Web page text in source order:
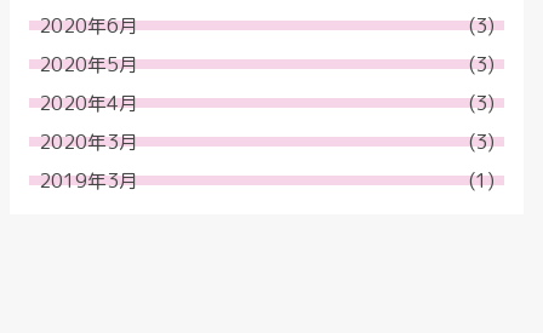
2020年6月
(3)
2020年5月
(3)
2020年4月
(3)
2020年3月
(3)
2019年3月
(1)